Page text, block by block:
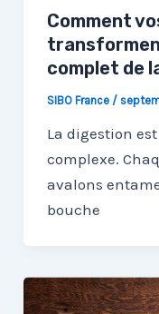
Comment
complet de
SIBO France /
La digestion
complexe.
avalons
bouche